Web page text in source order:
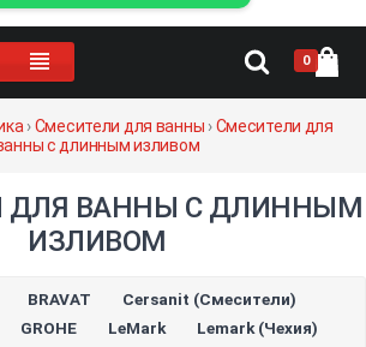
0
›Смесители для ванны ›Смесители для
с длинным изливом
ДЛЯ ВАННЫ С ДЛИННЫМ
ИЗЛИВОМ
BRAVAT
Cersanit (Смесители)
GROHE LeMark Lemark (Чехия)